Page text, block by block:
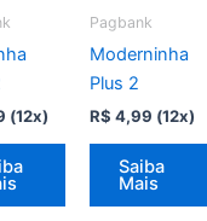
(12x)
Pagbank
Moderninha
Plus 2
R$ 4,99 (12x)
Saiba
Mais